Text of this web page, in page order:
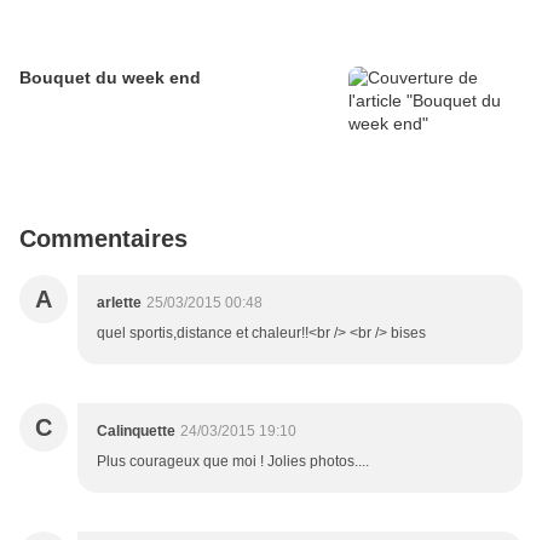
Bouquet du week end
Commentaires
A arlette 25/03/2015 00:48
quel sportis,distance et chaleur!!<br /> <br /> bises
C Calinquette 24/03/2015 19:10
Plus courageux que moi ! Jolies photos....